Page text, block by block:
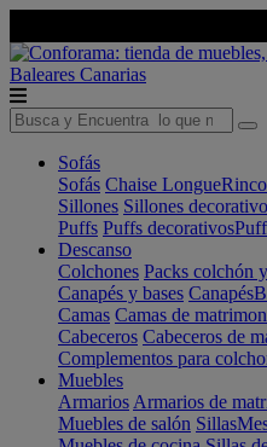
Baleares Canarias
Sofás
Sofás Chaise Longue
Sillones Sillones
Puffs Puffs decorativos
Descanso
Colchones Packs colchón
Canapés y bases Canapés
Camas Camas de
Cabeceros Cabeceros de
Complementos para
Muebles
Armarios Armarios de
Muebles de salón Sillas